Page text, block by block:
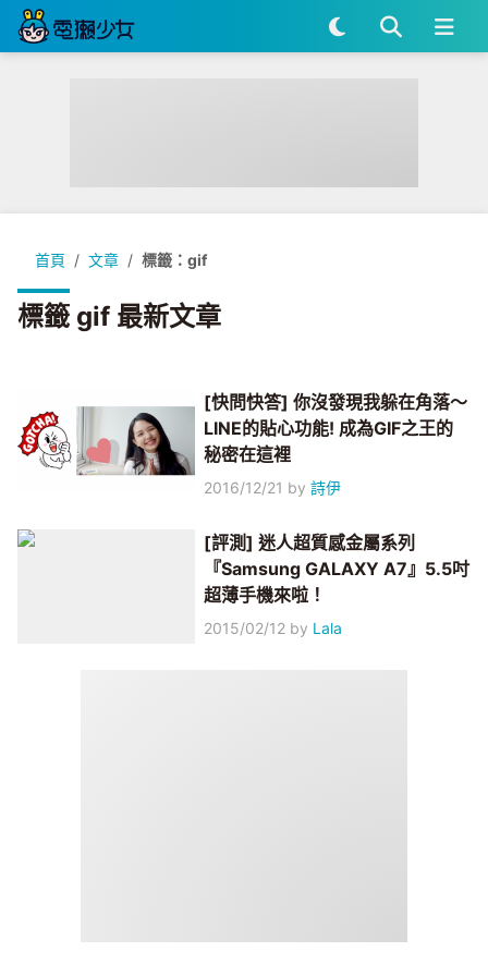
首頁 文章 標籤：gif
標籤 gif 最新文章
[快問快答] 你沒發現我躲在角落～
LINE的貼心功能! 成為GIF之王的
秘密在這裡
2016/12/21 by詩伊
[評測] 迷人超質感金屬系列
『Samsung GALAXY A7』5.5吋
超薄手機來啦！
2015/02/12 by Lala